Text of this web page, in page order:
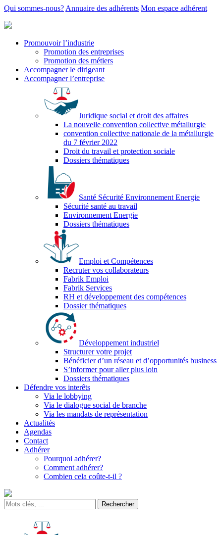
Qui sommes-nous? Annuaire des adhérents Mon espace adhérent
Promouvoir l’industrie
Promotion des entreprises
Promotion des métiers
Accompagner le dirigeant
Accompagner l’entreprise
Juridique social et droit des affaires
La nouvelle convention collective métallurgie
convention collective nationale de la métallurgie
du 7 février 2022
Droit du travail et protection sociale
Dossiers thématiques
Santé Sécurité Environnement Energie
Sécurité santé au travail
Environnement Energie
Dossiers thématiques
Emploi et Compétences
Recruter vos collaborateurs
Fabrik Emploi
Fabrik Services
RH et développement des compétences
Dossier thématiques
Développement industriel
Structurer votre projet
Bénéficier d’un réseau et d’opportunités business
S’informer pour aller plus loin
Dossiers thématiques
Défendre vos interêts
Via le lobbying
Via le dialogue social de branche
Via les mandats de représentation
Actualités
Agendas
Contact
Adhérer
Pourquoi adhérer?
Comment adhérer?
Combien cela coûte-t-il ?